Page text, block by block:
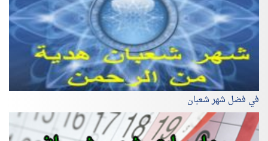
في فضل شهر شعبان